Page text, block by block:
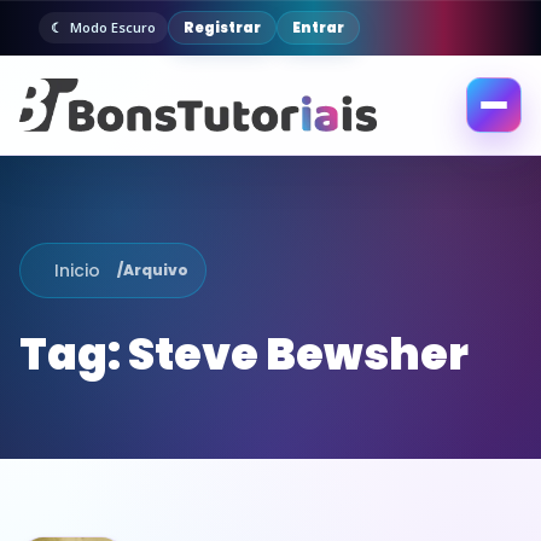
Modo Escuro Registrar Entrar
Abrir
Inicio /Arquivo
Tag:Steve Bewsher